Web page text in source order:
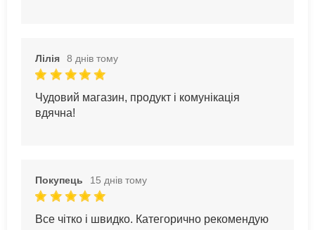
Лілія 8 днів тому
Чудовий магазин, продукт і комунікація
вдячна!
Покупець 15 днів тому
Все чітко і швидко. Категорично рекомендую